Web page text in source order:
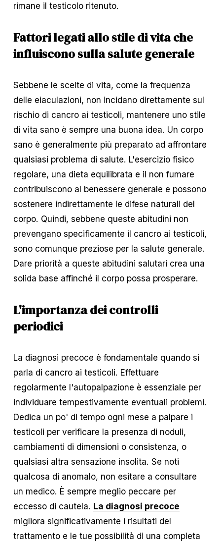
rimane il testicolo ritenuto.
Fattori legati allo stile di vita che
influiscono sulla salute generale
Sebbene le scelte di vita, come la frequenza
delle eiaculazioni, non incidano direttamente sul
rischio di cancro ai testicoli, mantenere uno stile
di vita sano è sempre una buona idea. Un corpo
sano è generalmente più preparato ad affrontare
qualsiasi problema di salute. L'esercizio fisico
regolare, una dieta equilibrata e il non fumare
contribuiscono al benessere generale e possono
sostenere indirettamente le difese naturali del
corpo. Quindi, sebbene queste abitudini non
prevengano specificamente il cancro ai testicoli,
sono comunque preziose per la salute generale.
Dare priorità a queste abitudini salutari crea una
solida base affinché il corpo possa prosperare.
L'importanza dei controlli
periodici
La diagnosi precoce è fondamentale quando si
parla di cancro ai testicoli. Effettuare
regolarmente l'autopalpazione è essenziale per
individuare tempestivamente eventuali problemi.
Dedica un po' di tempo ogni mese a palpare i
testicoli per verificare la presenza di noduli,
cambiamenti di dimensioni o consistenza, o
qualsiasi altra sensazione insolita. Se noti
qualcosa di anomalo, non esitare a consultare
un medico. È sempre meglio peccare per
eccesso di cautela. La diagnosi precoce
migliora significativamente i risultati del
trattamento e le tue possibilità di una completa